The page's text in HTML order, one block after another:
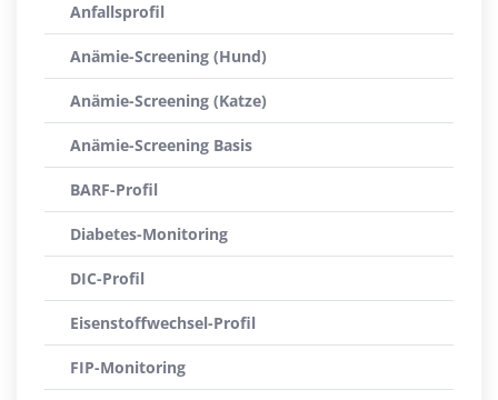
Anfallsprofil
Anämie-Screening (Hund)
Anämie-Screening (Katze)
Anämie-Screening Basis
BARF-Profil
Diabetes-Monitoring
DIC-Profil
Eisenstoffwechsel-Profil
FIP-Monitoring